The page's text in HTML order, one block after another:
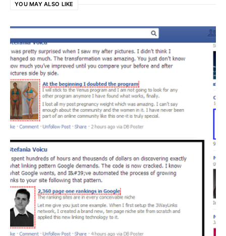
YOU MAY ALSO LIKE